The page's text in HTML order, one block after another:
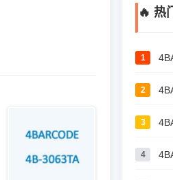
🔥 热
1
2
3
4